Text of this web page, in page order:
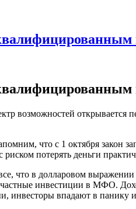
возможностей
что с 1 октября
потерять деньги
что в долларовом
инвестиции в МФО.
впадают в панику